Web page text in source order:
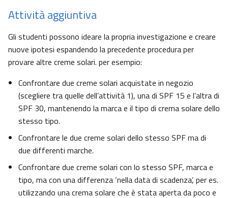
Attività aggiuntiva
Gli studenti possono ideare la propria investigazione e creare
nuove ipotesi espandendo la precedente procedura per
provare altre creme solari. per esempio:
Confrontare due creme solari acquistate in negozio
(scegliere tra quelle dell’attività 1), una di SPF 15 e l’altra di
SPF 30, mantenendo la marca e il tipo di crema solare dello
stesso tipo.
Confrontare le due creme solari dello stesso SPF ma di
due differenti marche.
Confrontare due creme solari con lo stesso SPF, marca e
tipo, ma con una differenza ‘nella data di scadenza’, per es.
utilizzando una crema solare che è stata aperta da poco e